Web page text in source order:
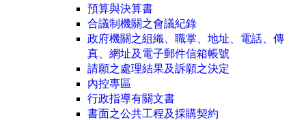
預算與決算書
合議制機關之會議紀錄
政府機關之組織、職掌、地址、電話、傳
真、網址及電子郵件信箱帳號
請願之處理結果及訴願之決定
內控專區
行政指導有關文書
書面之公共工程及採購契約